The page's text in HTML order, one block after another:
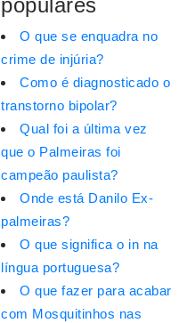
populares
O que se enquadra no
crime de injúria?
Como é diagnosticado o
transtorno bipolar?
Qual foi a última vez
que o Palmeiras foi
campeão paulista?
Onde está Danilo Ex-
palmeiras?
O que significa o in na
língua portuguesa?
O que fazer para acabar
com Mosquitinhos nas